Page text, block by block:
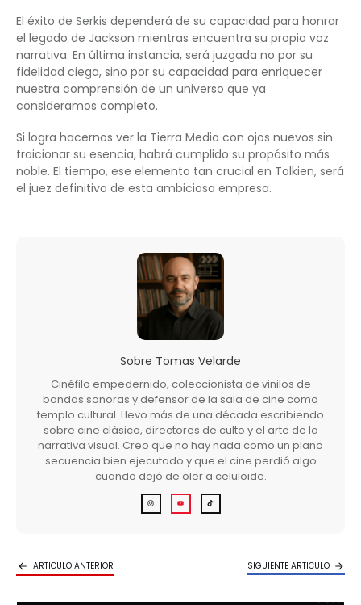
El éxito de Serkis dependerá de su capacidad para honrar
el legado de Jackson mientras encuentra su propia voz
narrativa. En última instancia, será juzgada no por su
fidelidad ciega, sino por su capacidad para enriquecer
nuestra comprensión de un universo que ya
consideramos completo.
Si logra hacernos ver la Tierra Media con ojos nuevos sin
traicionar su esencia, habrá cumplido su propósito más
noble. El tiempo, ese elemento tan crucial en Tolkien, será
el juez definitivo de esta ambiciosa empresa.
Sobre Tomas Velarde
Cinéfilo empedernido, coleccionista de vinilos de
bandas sonoras y defensor de la sala de cine como
templo cultural. Llevo más de una década escribiendo
sobre cine clásico, directores de culto y el arte de la
narrativa visual. Creo que no hay nada como un plano
secuencia bien ejecutado y que el cine perdió algo
cuando dejó de oler a celuloide.
ARTICULO ANTERIOR SIGUIENTE ARTICULO